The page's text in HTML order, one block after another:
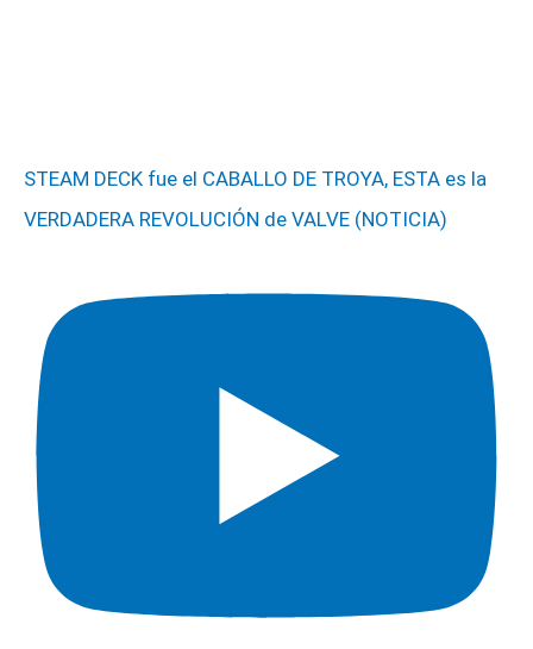
STEAM DECK fue el CABALLO DE TROYA, ESTA es la
VERDADERA REVOLUCIÓN de VALVE (NOTICIA)